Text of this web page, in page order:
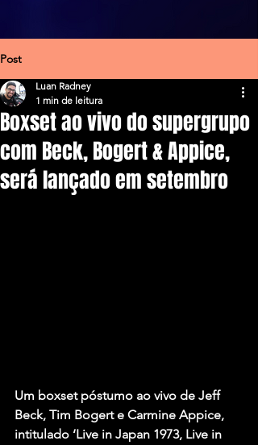
Post
Boxset ao vivo do supergrupo
com Beck, Bogert & Appice,
será lançado em setembro
Luan Radney
1 min de leitura
Um boxset póstumo ao vivo de Jeff
Beck, Tim Bogert e Carmine Appice,
intitulado ‘Live in Japan 1973, Live in